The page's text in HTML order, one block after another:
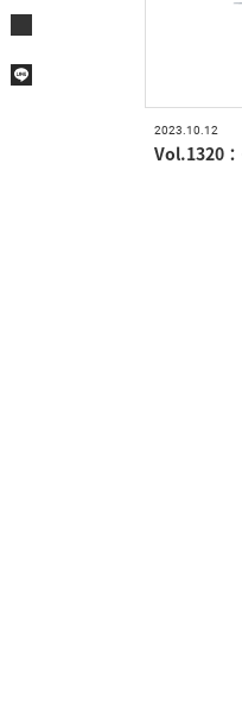
2023.10.12
Vol.1320